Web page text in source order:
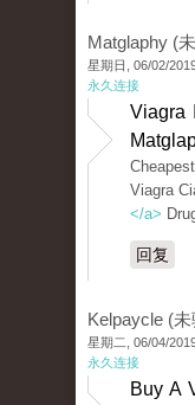
Matglaphy (
星期日, 06/02/
永久连接
Viagra
Viagra
</a>
回复
Kelpaycle (
星期二, 06/04/
永久连接
Buy A